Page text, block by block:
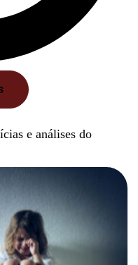
e análises do